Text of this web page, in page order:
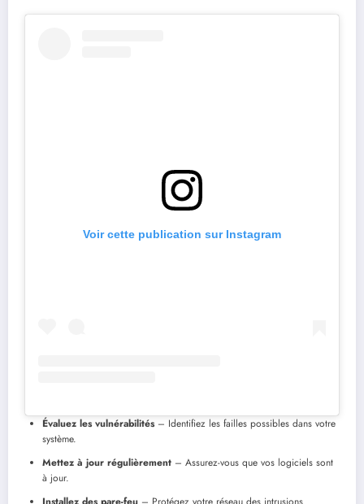
Voir cette publication sur Instagram
Évaluez les vulnérabilités– Identifiez les failles possibles dans votre
système.
Mettez à jour régulièrement – Assurez-vous que vos logiciels sont
à jour.